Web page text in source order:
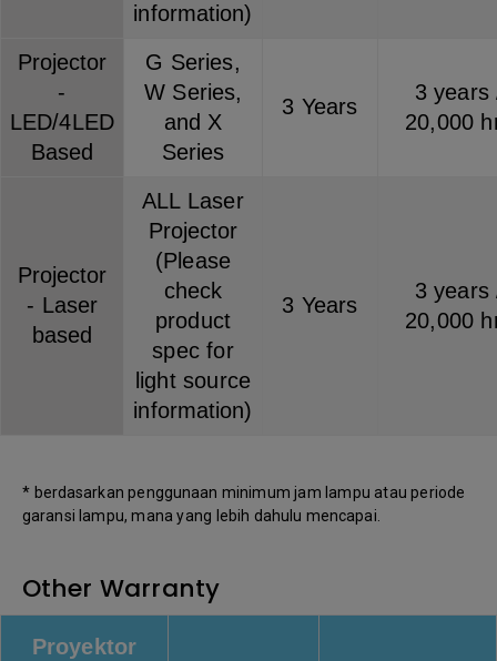
information)
Projector
-
LED/4LED
Based
G Series,
W Series,
and X
Series
3 Years
3 years
20,000
Projector
- Laser
based
ALL Laser
Projector
(Please
check
product
spec for
light source
information)
3 Years
3 years
20,000
* berdasarkan penggunaan minimum jam lampu atau periode
garansi lampu, mana yang lebih dahulu mencapai.
Other Warranty
Proyektor